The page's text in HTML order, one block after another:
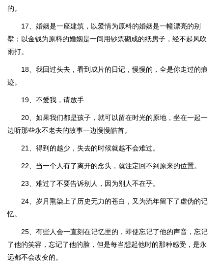
的。
17、婚姻是一座建筑，以爱情为原料的婚姻是一幢漂亮的别
墅；以金钱为原料的婚姻是一间用钞票砌成的纸房子，经不起风吹
雨打。
18、我回过头去，看到成片的日记，慢慢的，全是你走过的痕
迹。
19、不爱我，请放手
20、如果我们都是孩子，就可以留在时光的原地，坐在一起一
边听那些永不老去的故事一边慢慢皓首。
21、得到的越少，失去的时候就越不会难过。
22、当一个人有了离开的念头，就注定回不到原来的位置。
23、难过了不要告诉别人，因为别人不在乎。
24、岁月熏染上了历史无力的苍白，又为流年留下了虚伪的记
忆。
25、有些人会一直刻在记忆里的，即使忘记了他的声音，忘记
了他的笑容，忘记了他的脸，但是每当想起他时的那种感受，是永
远都不会改变的。